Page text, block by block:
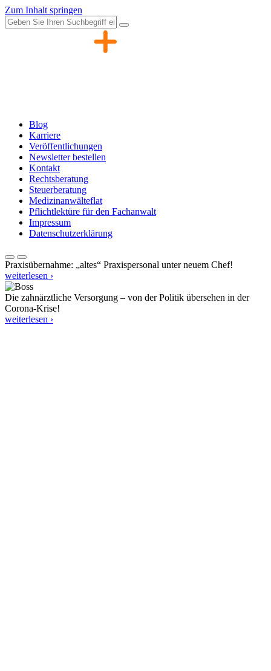
Zum Inhalt springen
Blog
Karriere
Veröffentlichungen
Newsletter bestellen
Kontakt
Rechtsberatung
Steuerberatung
Medizinanwälteflat
Pflichtlektüre für den Fachanwalt
Impressum
Datenschutzerklärung
Praxisübernahme: „altes“ Praxispersonal unter neuem Chef!
weiterlesen ›
Die zahnärztliche Versorgung – von der Politik übersehen in der
Corona-Krise!
weiterlesen ›